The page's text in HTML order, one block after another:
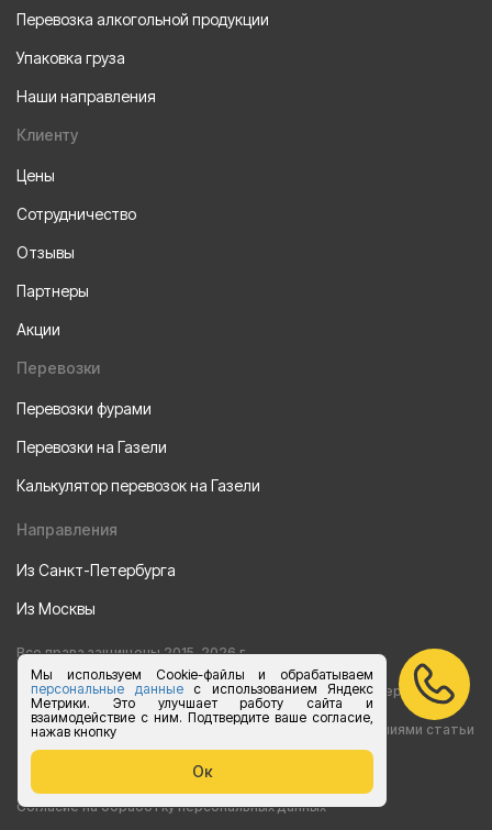
Мы используем Cookie-файлы и обрабатываем
персональные данныес использованием Яндекс
Метрики. Это улучшает работу сайта и
взаимодействие с ним. Подтвердите ваше согласие,
нажав кнопку
Ок
Перевозка алкогольной продукции
Упаковка груза
Наши направления
Клиенту
Цены
Сотрудничество
Отзывы
Партнеры
Акции
Перевозки
Перевозки фурами
Перевозки на Газели
Калькулятор перевозок на Газели
Направления
Из Санкт-Петербурга
Из Москвы
Все права защищены 2015-2026 г.
Информация на сайте носит ознакомительный характер и не
является публичной офертой, определяемой положениями статьи
437 Гражданского кодекса РФ
Согласие на обработку персональных данных